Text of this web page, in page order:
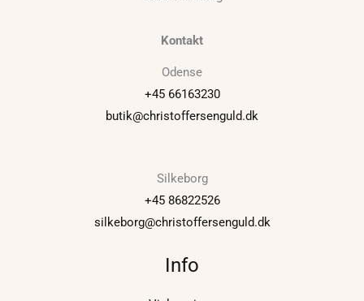
Kontakt
Odense
+45 66163230
butik@christoffersenguld.dk
Silkeborg
+45 86822526
silkeborg@christoffersenguld.dk
Info